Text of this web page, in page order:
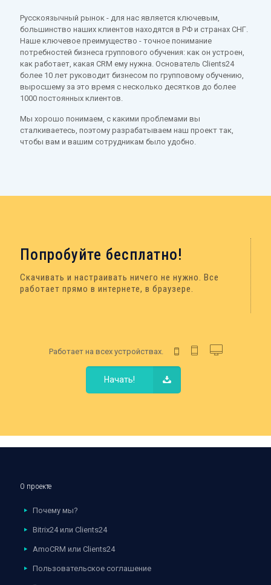
Русскоязычный рынок - для нас является ключевым,
большинство наших клиентов находятся в РФ и странах СНГ.
Наше ключевое преимущество - точное понимание
потребностей бизнеса группового обучения: как он устроен,
как работает, какая CRM ему нужна. Основатель Clients24
более 10 лет руководит бизнесом по групповому обучению,
выросшему за это время с несколько десятков до более
1000 постоянных клиентов.
Мы хорошо понимаем, с какими проблемами вы
сталкиваетесь, поэтому разрабатываем наш проект так,
чтобы вам и вашим сотрудникам было удобно.
Попробуйте бесплатно!
Скачивать и настраивать ничего не нужно. Все
работает прямо в интернете, в браузере.
Работает на всех устройствах.
Начать!
О проекте
Почему мы?
Bitrix24 или Clients24
AmoCRM или Clients24
Пользовательское соглашение